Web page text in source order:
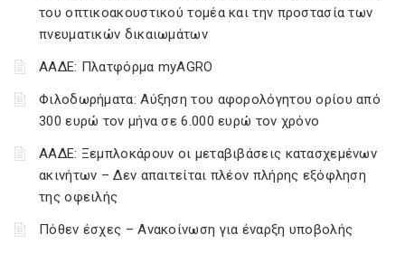
του οπτικοακουστικού τομέα και την προστασία των
πνευματικών δικαιωμάτων
ΑΑΔΕ: Πλατφόρμα myAGRO
Φιλοδωρήματα: Αύξηση του αφορολόγητου ορίου από
300 ευρώ τον μήνα σε 6.000 ευρώ τον χρόνο
ΑΑΔΕ: Ξεμπλοκάρουν οι μεταβιβάσεις κατασχεμένων
ακινήτων – Δεν απαιτείται πλέον πλήρης εξόφληση
της οφειλής
Πόθεν έσχες – Ανακοίνωση για έναρξη υποβολής